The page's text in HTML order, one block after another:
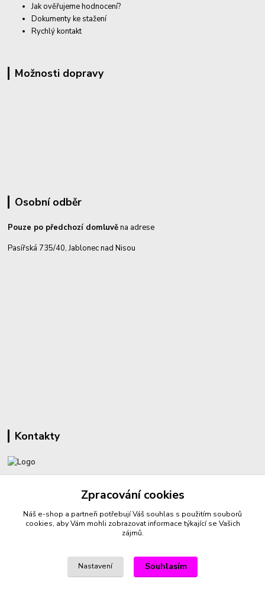
Jak ověřujeme hodnocení?
Dokumenty ke stažení
Rychlý kontakt
Možnosti dopravy
Osobní odběr
Pouze po předchozí domluvěna adrese
Pasířská 735/40, Jablonec nad Nisou
Kontakty
sperkyproradost@seznam.cz
Zpracování cookies
Náš e-shop a partneři potřebují Váš souhlas s použitím souborů
cookies, aby Vám mohli zobrazovat informace týkající se Vašich
zájmů.
Nastavení Souhlasím